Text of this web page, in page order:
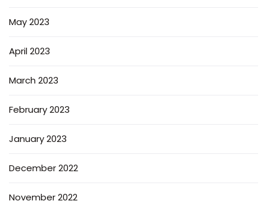
May 2023
April 2023
March 2023
February 2023
January 2023
December 2022
November 2022